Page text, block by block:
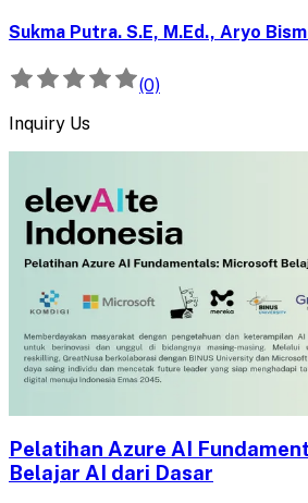
Sukma Putra. S.E, M.Ed., Aryo
(0)
Inquiry Us
Pelatihan Azure AI
Belajar AI dari Dasar